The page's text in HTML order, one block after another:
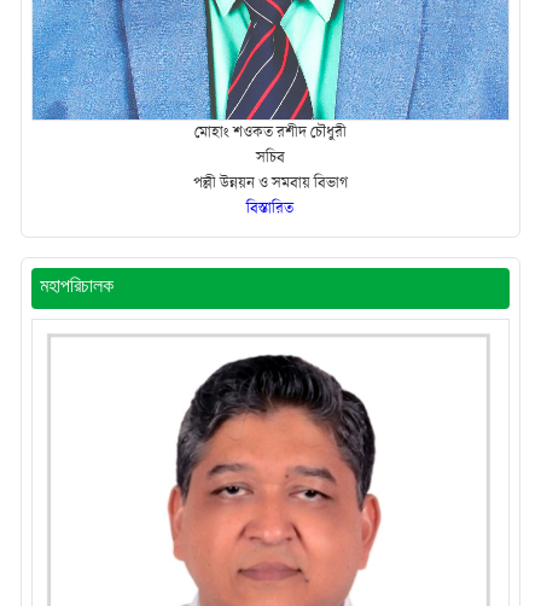
মোহাং শওকত রশীদ চৌধুরী
সচিব
পল্লী উন্নয়ন ও সমবায় বিভাগ
বিস্তারিত
মহাপরিচালক